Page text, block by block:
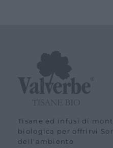
Tisane ed infusi di
biologica per offrirvi
dell'ambiente